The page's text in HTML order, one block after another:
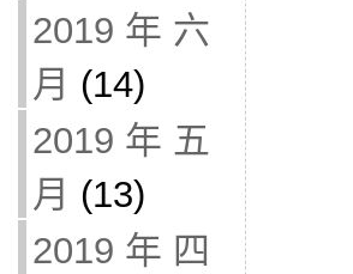
2019 年 六
月 (14)
2019 年 五
月 (13)
2019 年 四